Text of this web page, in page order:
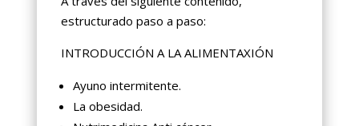
estructurado paso a paso:
INTRODUCCIÓN A LA ALIMENTAXIÓN
Ayuno intermitente.
La obesidad.